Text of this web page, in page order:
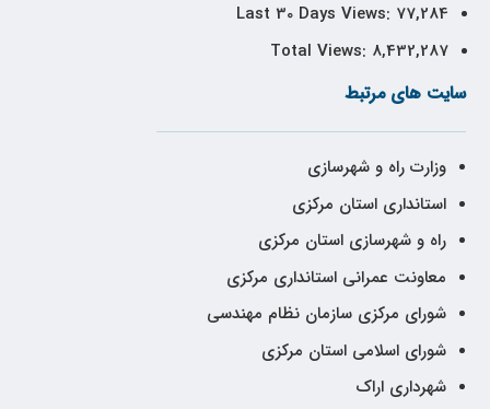
Last 30 Days Views: 77,284
Total Views: 8,432,287
سایت های مرتبط
وزارت راه و شهرسازی
استانداری استان مرکزی
راه و شهرسازی استان مرکزی
معاونت عمرانی استانداری مرکزی
شورای مرکزی سازمان نظام مهندسی
شورای اسلامی استان مرکزی
شهرداری اراک